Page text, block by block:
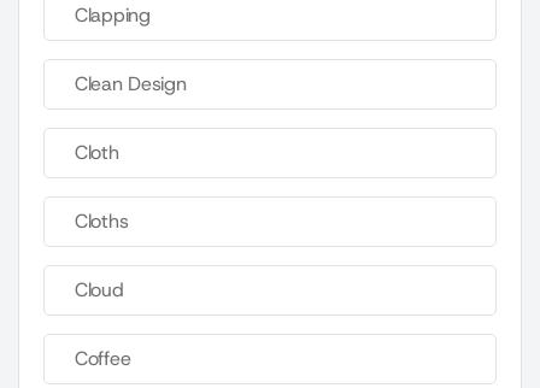
Clapping
Clean Design
Cloth
Cloths
Cloud
Coffee